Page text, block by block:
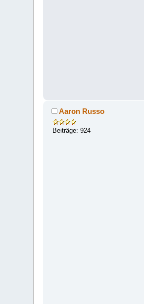
Aaron Russo
Beiträge: 924